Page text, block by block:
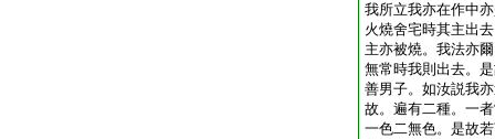
我所立我亦在作中
火燒舍宅時其主出
主亦被燒。我法亦
無常時我則出去。
善男子。如汝説我
故。遍有二種。一
一色二無色。是故